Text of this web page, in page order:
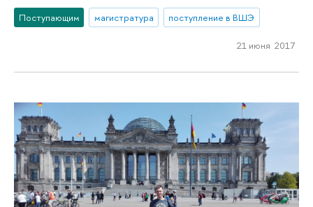
Поступающим магистратура поступление в ВШЭ
21 июня 2017